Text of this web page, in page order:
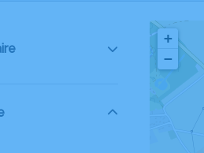
+
−